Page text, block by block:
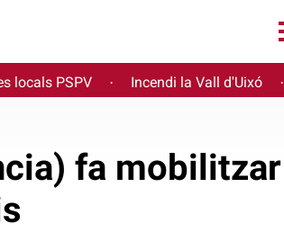
locals PSPV · Incendi la Vall d'Uixó ·
fa mobilitzar